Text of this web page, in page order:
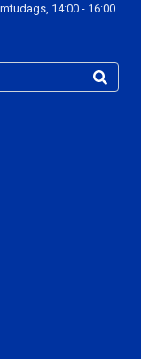
14:00 - 16:00